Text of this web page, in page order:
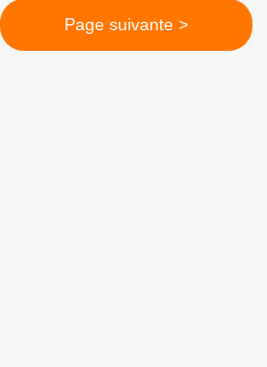
Page suivante >